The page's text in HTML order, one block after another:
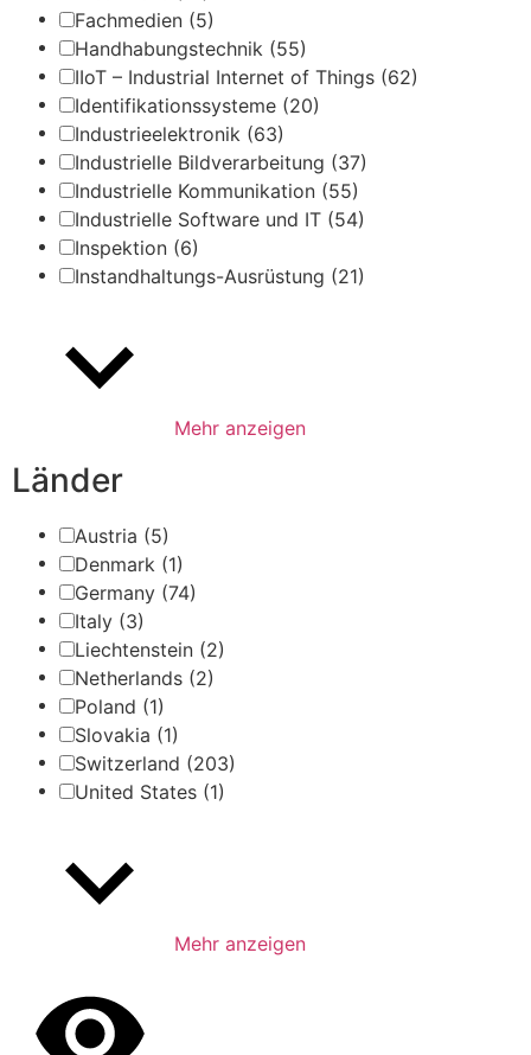
Fachmedien (5)
Handhabungstechnik (55)
IIoT – Industrial Internet of Things (62)
Identifikationssysteme (20)
Industrieelektronik (63)
Industrielle Bildverarbeitung (37)
Industrielle Kommunikation (55)
Industrielle Software und IT (54)
Inspektion (6)
Instandhaltungs-Ausrüstung (21)
Mehr anzeigen
Länder
Austria (5)
Denmark (1)
Germany (74)
Italy (3)
Liechtenstein (2)
Netherlands (2)
Poland (1)
Slovakia (1)
Switzerland (203)
United States (1)
Mehr anzeigen